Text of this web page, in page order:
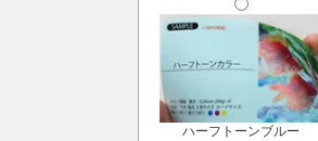
ハーフトーンブルー